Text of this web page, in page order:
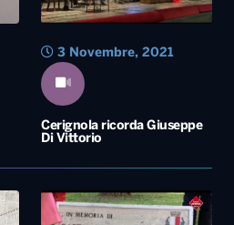
Cerignola ricorda Giuseppe
Di Vittorio
3 Novembre, 2021